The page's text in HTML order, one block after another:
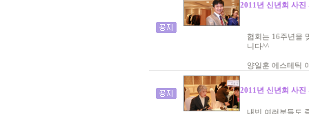
2011년 신년회 사진
협회는 16주년을
니다^^
양일훈 에스테틱
2011년 신년회 사진
내빈 여러분들도